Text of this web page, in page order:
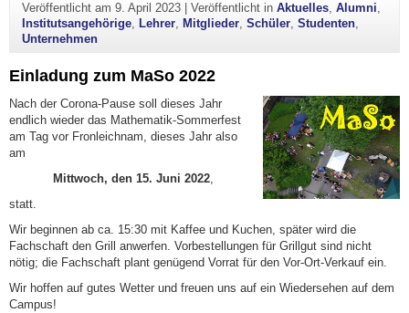
Veröffentlicht am 9. April 2023| Veröffentlicht in Aktuelles, Alumni,
Institutsangehörige, Lehrer, Mitglieder, Schüler, Studenten,
Unternehmen
Einladung zum MaSo 2022
Nach der Corona-Pause soll dieses Jahr
endlich wieder das Mathematik-Sommerfest
am Tag vor Fronleichnam, dieses Jahr also
am
Mittwoch, den 15. Juni 2022,
statt.
Wir beginnen ab ca. 15:30 mit Kaffee und Kuchen, später wird die
Fachschaft den Grill anwerfen. Vorbestellungen für Grillgut sind nicht
nötig; die Fachschaft plant genügend Vorrat für den Vor-Ort-Verkauf ein.
Wir hoffen auf gutes Wetter und freuen uns auf ein Wiedersehen auf dem
Campus!